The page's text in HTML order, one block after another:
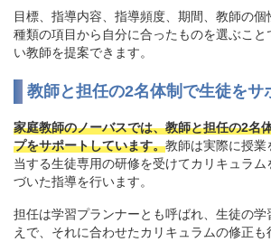
目標、指導内容、指導頻度、期間、教師の
種類の項目から自分に合ったものを選ぶこと
い教師を提案できます。
教師と担任の2名体制で生徒をサ
家庭教師のノーバスでは、教師と担任の2名
プをサポートしています。教師は実際に授業
当する生徒専用の研修を受けてカリキュラ
づいた指導を行います。
担任は学習プランナーとも呼ばれ、生徒の学
えで、それに合わせたカリキュラムの修正